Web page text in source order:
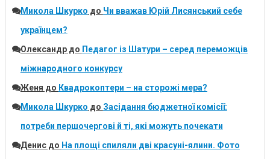
Микола Шкурко до Чи вважав Юрій Лисянський себе
українцем?
Олександрдо Педагог із Шатури – серед переможців
міжнародного конкурсу
Женя до Квадрокоптери – на сторожі мера?
Микола Шкурко до Засідання бюджетної комісії:
потреби першочергові й ті, які можуть почекати
Денисдо На площі спиляли дві красуні-ялини. Фото